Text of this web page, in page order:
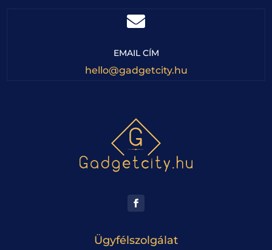

EMAIL CÍM
hello@gadgetcity.hu
Ügyfélszolgálat